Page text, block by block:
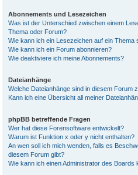
Abonnements und Lesezeichen
Was ist der Unterschied zwischen einem
Thema oder Forum?
Wie kann ich ein Lesezeichen auf ein
Wie kann ich ein Forum abonnieren?
Wie deaktiviere ich meine Abonnements?
Dateianhänge
Welche Dateianhänge sind in diesem Forum
Kann ich eine Übersicht all meiner
phpBB betreffende Fragen
Wer hat diese Forensoftware entwickelt?
Warum ist Funktion x oder y nicht enthalten?
An wen soll ich mich wenden, falls es
diesem Forum gibt?
Wie kann ich einen Administrator des Boards